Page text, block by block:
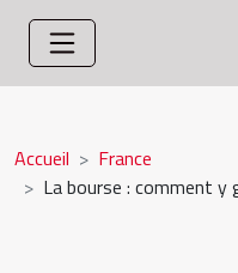
Accueil
France
La bourse : comment y